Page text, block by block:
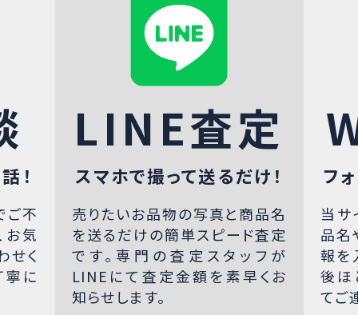
！
ご不
お気
せく
寧に
LINE査定
スマホで撮って送るだけ！
売りたいお品物の写真と商品名
を送るだけの簡単スピード査定
です。専門の査定スタッフが
LINEにて査定金額を素早くお
知らせします。
フ
当サ
品名
報を
後ほ
てご